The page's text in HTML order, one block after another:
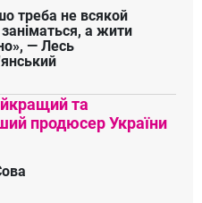
треба не всякой
а жити
— Лесь
та
продюсер України